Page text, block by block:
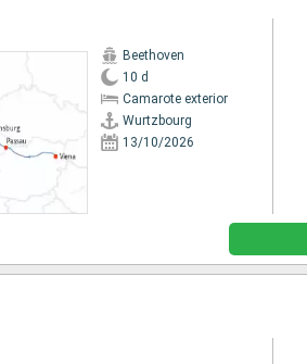
Beethoven
10 d
Camarote exterior
Wurtzbourg
13/10/2026